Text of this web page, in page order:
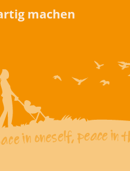
machen